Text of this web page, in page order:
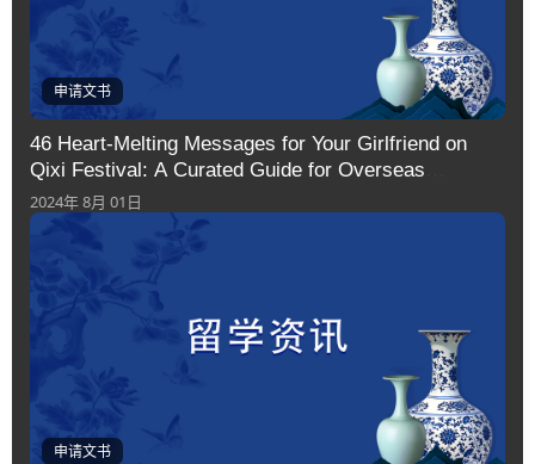
申请文书
46 Heart-Melting Messages for Your Girlfriend on
Qixi Festival: A Curated Guide for Overseas
Students
2024年 8月 01日
申请文书